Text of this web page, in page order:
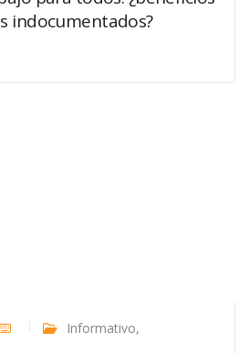
indocumentados?
Informativo,